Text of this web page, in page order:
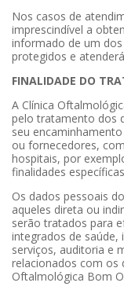
Nos casos de
imprescindível a
informado de um
protegidos e
FINALIDADE DO
A Clínica
pelo tratamento dos
seu
ou fornecedores,
hospitais, por
finalidades
Os dados pessoais
aqueles direta ou
serão tratados para
integrados de saúde,
serviços, auditoria e
relacionados com os
Oftalmológica Bom